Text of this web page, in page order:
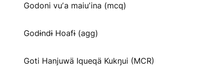
Godoni vuʼa maiuʼina (mcq)
Godɨndɨ Hoafɨ (agg)
Goti Hanjuwä Iqueqä Kukŋui (MCR)